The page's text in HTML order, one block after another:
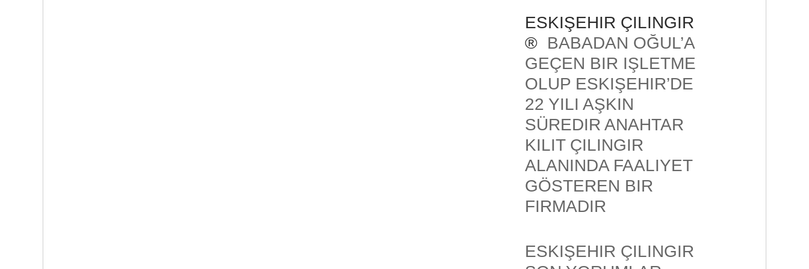
ESKIŞEHIR ÇILINGIR
® BABADAN OĞUL’A
GEÇEN BIR IŞLETME
OLUP ESKIŞEHIR’DE
22 YILI AŞKIN
SÜREDIR ANAHTAR
KILIT ÇILINGIR
ALANINDA FAALIYET
GÖSTEREN BIR
FIRMADIR
ESKIŞEHIR ÇILINGIR